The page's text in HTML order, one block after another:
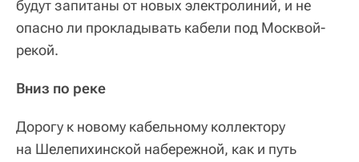
будут запитаны от новых электролиний, и не
опасно ли прокладывать кабели под Москвой-
рекой.
Вниз по реке
Дорогу к новому кабельному коллектору
на Шелепихинской набережной, как и путь